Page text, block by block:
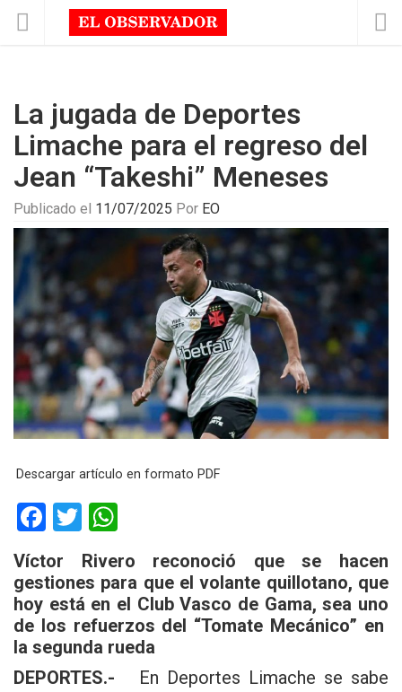
La jugada de Deportes
Limache para el regreso del
Jean “Takeshi” Meneses
Publicado el 11/07/2025 Por EO
Descargar artículo en formato PDF
F
ce
b
o
o
T
wi
tt
er
at
s
A
p
Víctor Rivero reconoció que se hacen
gestiones para que el volante quillotano, que
hoy está en el Club Vasco de Gama, sea uno
de los refuerzos del “Tomate Mecánico” en
la segunda rueda
DEPORTES.- En Deportes Limache se sabe